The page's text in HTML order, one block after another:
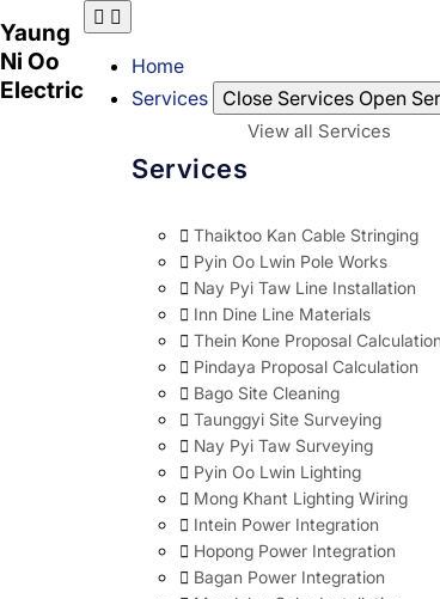
to
content
Yaung
Ni Oo
Electric
Home
Services
Close Services Open
Services
View all Services
Thaiktoo Kan Cable Stringing
Pyin Oo Lwin Pole Works
Nay Pyi Taw Line Installation
Inn Dine Line Materials
Thein Kone Proposal Calculation
Pindaya Proposal Calculation
Bago Site Cleaning
Taunggyi Site Surveying
Nay Pyi Taw Surveying
Pyin Oo Lwin Lighting
Mong Khant Lighting Wiring
Intein Power Integration
Hopong Power Integration
Bagan Power Integration